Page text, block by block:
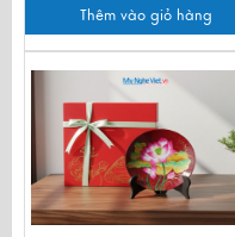
Thêm vào giỏ hàng